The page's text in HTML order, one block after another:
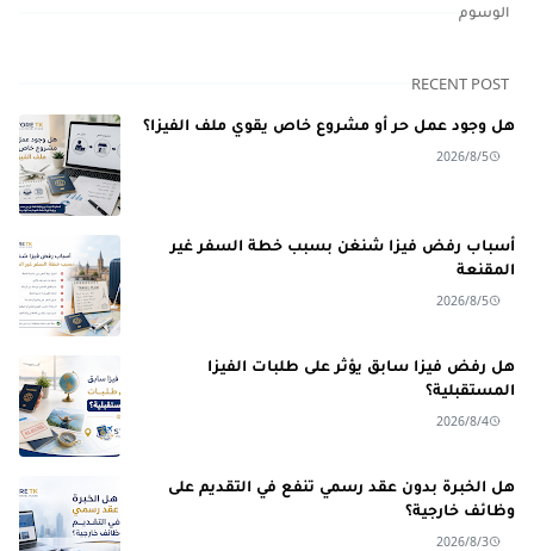
الوسوم
RECENT POST
هل وجود عمل حر أو مشروع خاص يقوي ملف الفيزا؟
2026/8/5
أسباب رفض فيزا شنغن بسبب خطة السفر غير
المقنعة
2026/8/5
هل رفض فيزا سابق يؤثر على طلبات الفيزا
المستقبلية؟
2026/8/4
هل الخبرة بدون عقد رسمي تنفع في التقديم على
وظائف خارجية؟
2026/8/3